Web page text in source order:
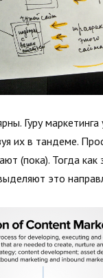
Гуру
их в тандеме.
(пока). Тогда как
это